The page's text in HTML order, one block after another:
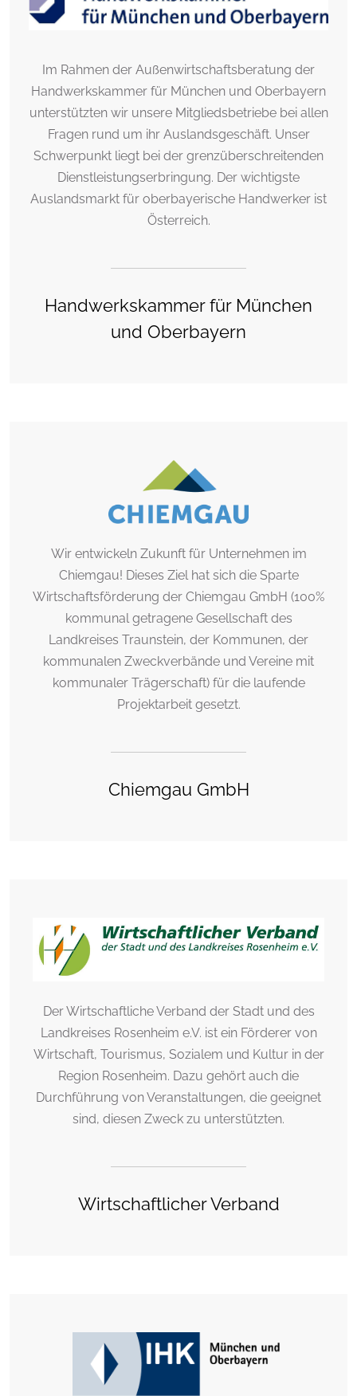
Im Rahmen der Außenwirtschaftsberatung der
Handwerkskammer für München und Oberbayern
unterstützten wir unsere Mitgliedsbetriebe bei allen
Fragen rund um ihr Auslandsgeschäft. Unser
Schwerpunkt liegt bei der grenzüberschreitenden
Dienstleistungserbringung. Der wichtigste
Auslandsmarkt für oberbayerische Handwerker ist
Österreich.
Handwerkskammer für München
und Oberbayern
Wir entwickeln Zukunft für Unternehmen im
Chiemgau! Dieses Ziel hat sich die Sparte
Wirtschaftsförderung der Chiemgau GmbH (100%
kommunal getragene Gesellschaft des
Landkreises Traunstein, der Kommunen, der
kommunalen Zweckverbände und Vereine mit
kommunaler Trägerschaft) für die laufende
Projektarbeit gesetzt.
Chiemgau GmbH
Der Wirtschaftliche Verband der Stadt und des
Landkreises Rosenheim e.V. ist ein Förderer von
Wirtschaft, Tourismus, Sozialem und Kultur in der
Region Rosenheim. Dazu gehört auch die
Durchführung von Veranstaltungen, die geeignet
sind, diesen Zweck zu unterstützten.
Wirtschaftlicher Verband